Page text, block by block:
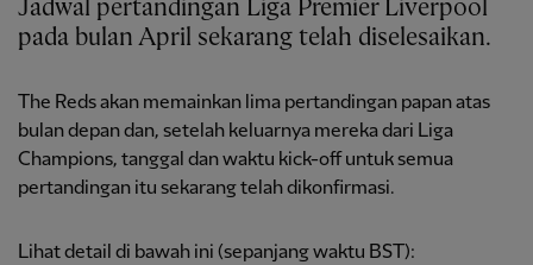
Jadwal pertandingan Liga Premier Liverpool
pada bulan April sekarang telah diselesaikan.
The Reds akan memainkan lima pertandingan papan atas
bulan depan dan, setelah keluarnya mereka dari Liga
Champions, tanggal dan waktu kick-off untuk semua
pertandingan itu sekarang telah dikonfirmasi.
Lihat detail di bawah ini (sepanjang waktu BST):